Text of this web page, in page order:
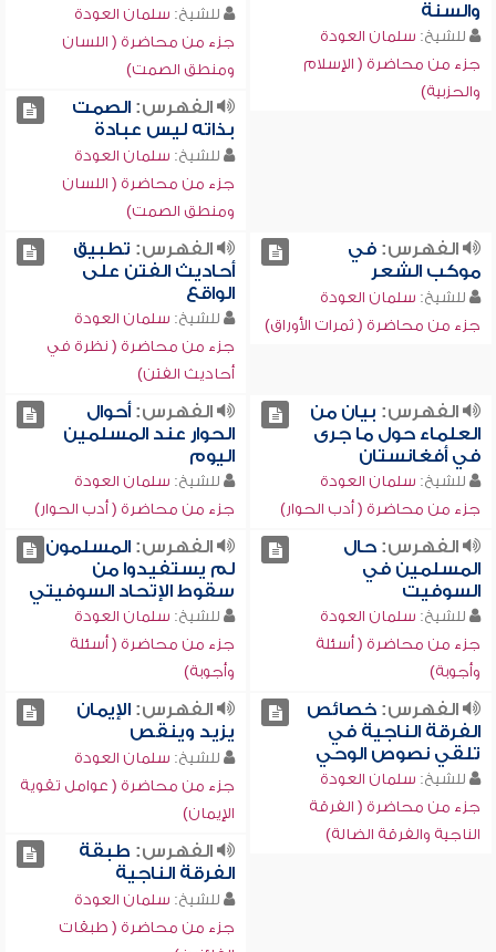
والسنة
للشيخ: سلمان العودة
جزء من محاضرة ( الإسلام
والحزبية)
للشيخ: سلمان العودة
جزء من محاضرة ( اللسان
ومنطق الصمت)
الفهرس:الصمت
بذاته ليس عبادة
للشيخ: سلمان العودة
جزء من محاضرة ( اللسان
ومنطق الصمت)
الفهرس:في
موكب الشعر
للشيخ: سلمان العودة
جزء من محاضرة ( ثمرات الأوراق)
الفهرس: تطبيق
أحاديث الفتن على
الواقع
للشيخ: سلمان العودة
جزء من محاضرة ( نظرة في
أحاديث الفتن)
الفهرس: بيان من
العلماء حول ما جرى
في أفغانستان
للشيخ: سلمان العودة
جزء من محاضرة ( أدب الحوار)
الفهرس:أحوال
الحوار عند المسلمين
اليوم
للشيخ: سلمان العودة
جزء من محاضرة ( أدب الحوار)
الفهرس:حال
المسلمين في
السوفيت
للشيخ: سلمان العودة
جزء من محاضرة ( أسئلة
وأجوبة)
الفهرس:المسلمون
لم يستفيدوا من
سقوط الإتحاد السوفيتي
للشيخ: سلمان العودة
جزء من محاضرة ( أسئلة
وأجوبة)
الفهرس:خصائص
الفرقة الناجية في
تلقي نصوص الوحي
للشيخ: سلمان العودة
جزء من محاضرة ( الفرقة
الناجية والفرقة الضالة)
الفهرس:الإيمان
يزيد وينقص
للشيخ: سلمان العودة
جزء من محاضرة ( عوامل تقوية
الإيمان)
الفهرس: طبقة
الفرقة الناجية
للشيخ: سلمان العودة
جزء من محاضرة ( طبقات